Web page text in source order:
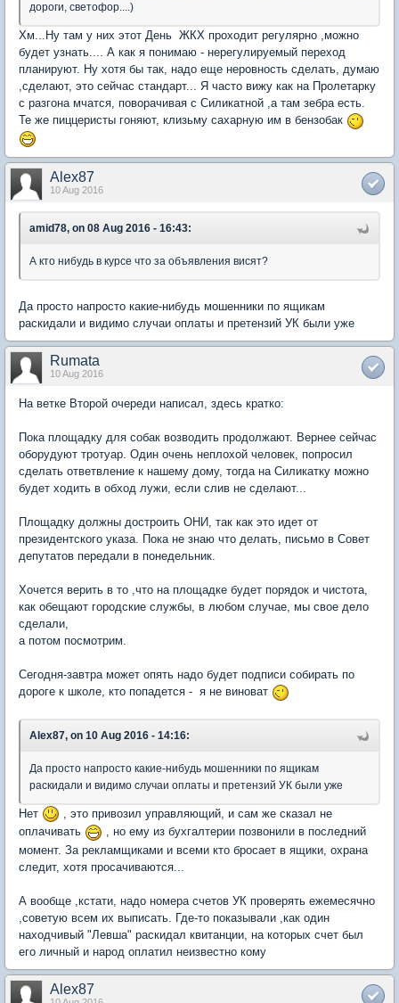
дороги, светофор....)
Хм...Ну там у них этот День ЖКХ проходит регулярно ,можно
будет узнать.... А как я понимаю - нерегулируемый переход
планируют. Ну хотя бы так, надо еще неровность сделать, думаю
,сделают, это сейчас стандарт... Я часто вижу как на Пролетарку
с разгона мчатся, поворачивая с Силикатной ,а там зебра есть.
Те же пиццеристы гоняют, клизьму сахарную им в бензобак
Alex87
10 Aug 2016
amid78, on 08 Aug 2016 - 16:43:
А кто нибудь в курсе что за объявления висят?
Да просто напросто какие-нибудь мошенники по ящикам
раскидали и видимо случаи оплаты и претензий УК были уже
Rumata
10 Aug 2016
На ветке Второй очереди написал, здесь кратко:
Пока площадку для собак возводить продолжают. Вернее сейчас
оборудуют тротуар. Один очень неплохой человек, попросил
сделать ответвление к нашему дому, тогда на Силикатку можно
будет ходить в обход лужи, если слив не сделают...
Площадку должны достроить ОНИ, так как это идет от
президентского указа. Пока не знаю что делать, письмо в Совет
депутатов передали в понедельник.
Хочется верить в то ,что на площадке будет порядок и чистота,
как обещают городские службы, в любом случае, мы свое дело
сделали,
а потом посмотрим.
Сегодня-завтра может опять надо будет подписи собирать по
дороге к школе, кто попадется - я не виноват
Alex87, on 10 Aug 2016 - 14:16:
Да просто напросто какие-нибудь мошенники по ящикам
раскидали и видимо случаи оплаты и претензий УК были уже
Нет
, это привозил управляющий, и сам же сказал не
оплачивать
, но ему из бухгалтерии позвонили в последний
момент. За рекламщиками и всеми кто бросает в ящики, охрана
следит, хотя просачиваются...
А вообще ,кстати, надо номера счетов УК проверять ежемесячно
,советую всем их выписать. Где-то показывали ,как один
находчивый "Левша" раскидал квитанции, на которых счет был
его личный и народ оплатил неизвестно кому
Alex87